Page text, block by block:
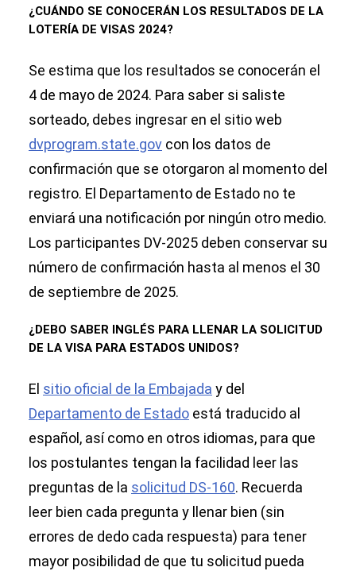
¿CUÁNDO SE CONOCERÁN LOS RESULTADOS DE LA
LOTERÍA DE VISAS 2024?
Se estima que los resultados se conocerán el
4 de mayo de 2024. Para saber si saliste
sorteado, debes ingresar en el sitio web
dvprogram.state.gov con los datos de
confirmación que se otorgaron al momento del
registro. El Departamento de Estado no te
enviará una notificación por ningún otro medio.
Los participantes DV-2025 deben conservar su
número de confirmación hasta al menos el 30
de septiembre de 2025.
¿DEBO SABER INGLÉS PARA LLENAR LA SOLICITUD
DE LA VISA PARA ESTADOS UNIDOS?
El sitio oficial de la Embajada y del
Departamento de Estado está traducido al
español, así como en otros idiomas, para que
los postulantes tengan la facilidad leer las
preguntas de la solicitud DS-160. Recuerda
leer bien cada pregunta y llenar bien (sin
errores de dedo cada respuesta) para tener
mayor posibilidad de que tu solicitud pueda